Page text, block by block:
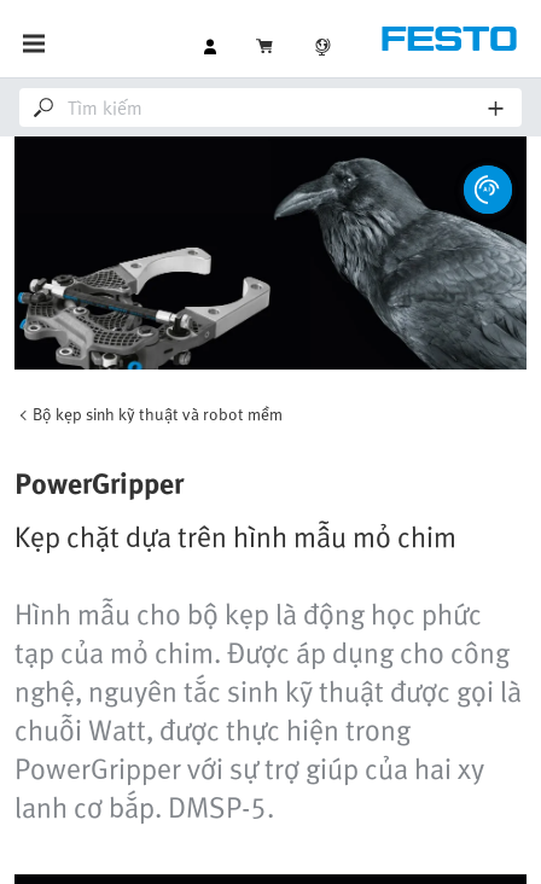
Bộ kẹp sinh kỹ thuật và robot mềm
PowerGripper
Kẹp chặt dựa trên hình mẫu mỏ chim
Hình mẫu cho bộ kẹp là động học phức
tạp của mỏ chim. Được áp dụng cho công
nghệ, nguyên tắc sinh kỹ thuật được gọi là
chuỗi Watt, được thực hiện trong
PowerGripper với sự trợ giúp của hai xy
lanh cơ bắp. DMSP-5.